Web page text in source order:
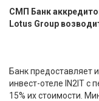
СМП Банк
Lotus Group
Банк предоставляет
инвест-отеле IN2IT с
15% их стоимости.